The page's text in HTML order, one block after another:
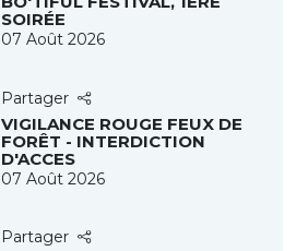
SOIRÉE
07 Août 2026
Partager
VIGILANCE ROUGE FEUX DE
FORÊT - INTERDICTION
D'ACCES
07 Août 2026
Partager